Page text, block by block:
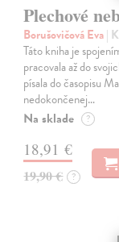
Plechové
Borušovičová Eva|
Táto kniha je
pracovala až do
písala do časopisu
nedokončenej…
Na sklade ?
18,91 €
19,90 € ?